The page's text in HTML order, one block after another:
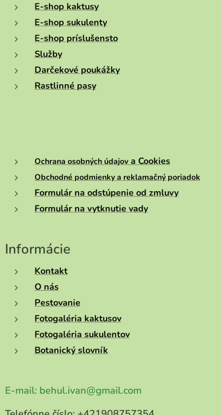
E-shop kaktusy
E-shop sukulenty
E-shop príslušensto
Služby
Darčekové poukážky
Rastlinné pasy
Ochrana osobných údajov a Cookies
Obchodné podmienky a reklamačný poriadok
Formulár na odstúpenie od zmluvy
Formulár na vytknutie vady
Informácie
Kontakt
O nás
Pestovanie
Fotogaléria kaktusov
Fotogaléria sukulentov
Botanický slovník
E-mail: behul.ivan@gmail.com